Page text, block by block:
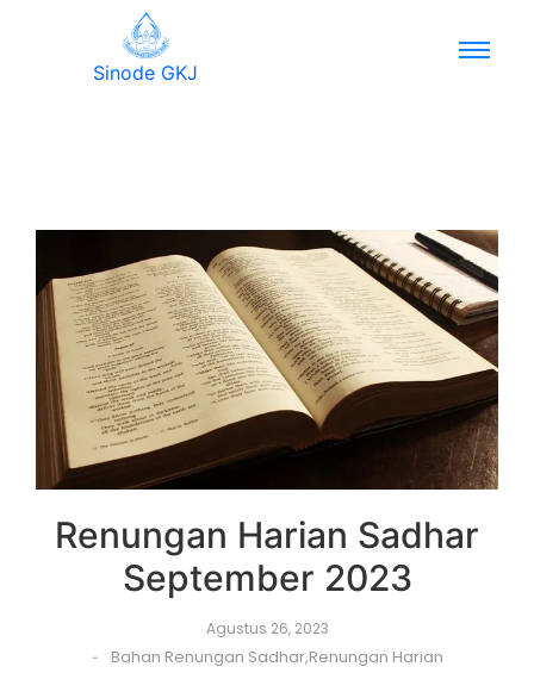
Sinode GKJ
Renungan Harian Sadhar
September 2023
Agustus 26, 2023
- Bahan Renungan Sadhar,Renungan Harian